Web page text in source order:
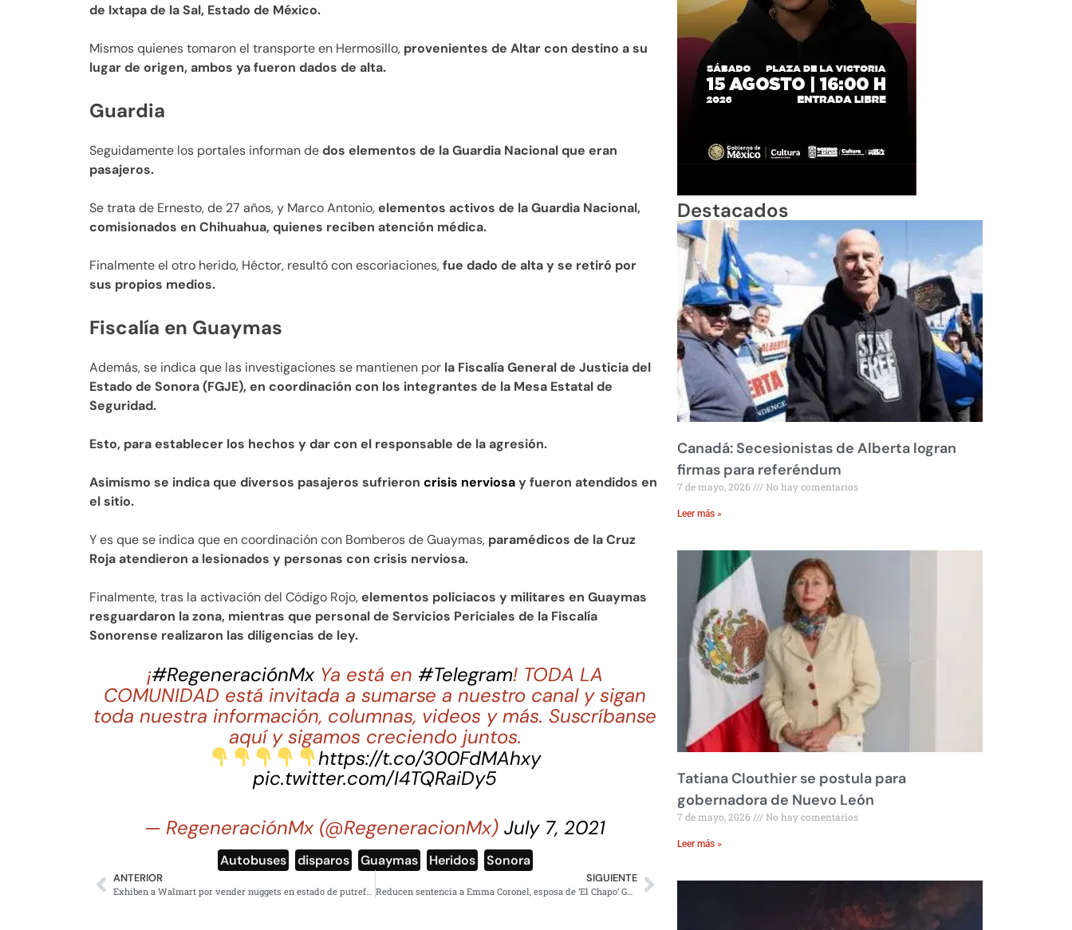
de Ixtapa de la Sal, Estado de México.
Mismos quienes tomaron el transporte en Hermosillo, provenientes de Altar con destino a su
lugar de origen, ambos ya fueron dados de alta.
Guardia
Seguidamente los portales informan dedos elementos de la Guardia Nacional que eran
pasajeros.
Se trata de Ernesto, de 27 años, y Marco Antonio,elementos activos de la Guardia Nacional,
comisionados en Chihuahua, quienes reciben atención médica.
Finalmente el otro herido, Héctor, resultó con escoriaciones,fue dado de alta y se retiró por
sus propios medios.
Fiscalía en Guaymas
Además, se indica que las investigaciones se mantienen por la Fiscalía General de Justicia del
Estado de Sonora (FGJE), en coordinación con los integrantes de la Mesa Estatal de
Seguridad.
Esto, para establecer los hechos y dar con el responsable de la agresión.
Asimismo se indica que diversos pasajeros sufrieron crisis nerviosay fueron atendidos en
el sitio.
Y es que se indica que en coordinación con Bomberos de Guaymas, paramédicos de la Cruz
Roja atendieron a lesionados y personas con crisis nerviosa.
Finalmente, tras la activación del Código Rojo,elementos policiacos y militares en Guaymas
resguardaron la zona, mientras que personal de Servicios Periciales de la Fiscalía
Sonorense realizaron las diligencias de ley.
¡#RegeneraciónMxYa está en #Telegram! TODA LA
COMUNIDAD está invitada a sumarse a nuestro canal y sigan
toda nuestra información, columnas, videos y más. Suscríbanse
aquí y sigamos creciendo juntos.
https://t.co/300FdMAhxy
pic.twitter.com/I4TQRaiDy5
— RegeneraciónMx (@RegeneracionMx)July 7, 2021
Autobuses disparos Guaymas Heridos Sonora
ANTERIOR
Exhiben a Walmart por vender nuggets en estado de putrefacción
SIGUIENTE
Reducen sentencia a Emma Coronel, esposa de ‘El Chapo’ Guzmán
Destacados
Canadá: Secesionistas de Alberta logran
firmas para referéndum
7 de mayo, 2026 No hay comentarios
Leer más »
Tatiana Clouthier se postula para
gobernadora de Nuevo León
7 de mayo, 2026 No hay comentarios
Leer más »